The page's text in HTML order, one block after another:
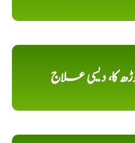
کا، دیسی علاج